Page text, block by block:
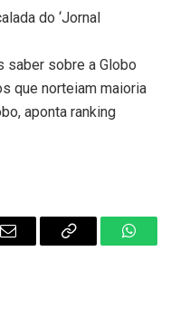
do ‘Jornal
saber sobre a Globo
que norteiam maioria
aponta ranking
Email
Copy